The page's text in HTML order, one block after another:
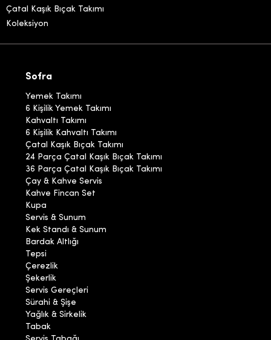
Çatal Kaşık Bıçak Takımı
Koleksiyon
Sofra
Yemek Takımı
6 Kişilik Yemek Takımı
Kahvaltı Takımı
6 Kişilik Kahvaltı Takımı
Çatal Kaşık Bıçak Takımı
24 Parça Çatal Kaşık Bıçak Takımı
36 Parça Çatal Kaşık Bıçak Takımı
Çay & Kahve Servis
Kahve Fincan Set
Kupa
Servis & Sunum
Kek Standı & Sunum
Bardak Altlığı
Tepsi
Çerezlik
Şekerlik
Servis Gereçleri
Sürahi & Şişe
Yağlık & Sirkelik
Tabak